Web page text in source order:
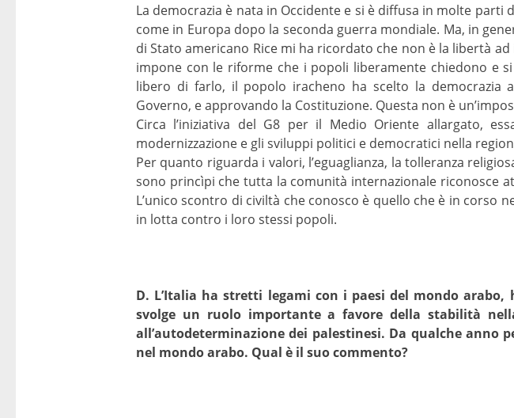
La democrazia è nata in Occidente e si è diffusa in molte
come in Europa dopo la seconda guerra mondiale. Ma, in
di Stato americano Rice mi ha ricordato che non è la libertà
impone con le riforme che i popoli liberamente chiedono e
libero di farlo, il popolo iracheno ha scelto la democrazia
Governo, e approvando la Costituzione. Questa non è
Circa l’iniziativa del G8 per il Medio Oriente allargato,
modernizzazione e gli sviluppi politici e democratici nella
Per quanto riguarda i valori, l’eguaglianza, la tolleranza
sono princìpi che tutta la comunità internazionale riconosce
L’unico scontro di civiltà che conosco è quello che è in
in lotta contro i loro stessi popoli.
D. L’Italia ha stretti legami con i paesi del mondo
svolge un ruolo importante a favore della stabilità
all’autodeterminazione dei palestinesi. Da qualche anno
nel mondo arabo. Qual è il suo commento?